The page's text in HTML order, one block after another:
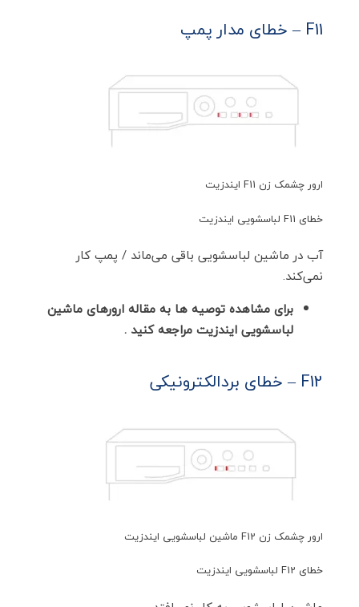
F11 – خطای مدار پمپ
ارور چشمک زن F11 ایندزیت
خطای F11 لباسشویی ایندزیت
آب در ماشین لباسشویی باقی می‌ماند / پمپ کار
نمی‌کند.
برای مشاهده توصیه ها به مقاله ارورهای ماشین
لباسشویی ایندزیت مراجعه کنید .
F12 – خطای بردالکترونیکی
ارور چشمک زن F12 ماشین لباسشویی ایندزیت
خطای F12 لباسشویی ایندزیت